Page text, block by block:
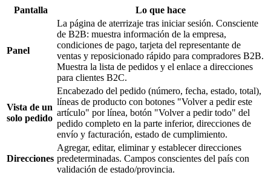
Pantalla Lo que hace
Panel
La página de aterrizaje tras iniciar sesión. Consciente
de B2B: muestra información de la empresa,
condiciones de pago, tarjeta del representante de
ventas y reposicionado rápido para compradores B2B.
Muestra la lista de pedidos y el enlace a direcciones
para clientes B2C.
Vista de un
solo pedido
Encabezado del pedido (número, fecha, estado, total),
líneas de producto con botones "Volver a pedir este
artículo" por línea, botón "Volver a pedir todo" del
pedido completo en la parte inferior, direcciones de
envío y facturación, estado de cumplimiento.
Direcciones
Agregar, editar, eliminar y establecer direcciones
predeterminadas. Campos conscientes del país con
validación de estado/provincia.